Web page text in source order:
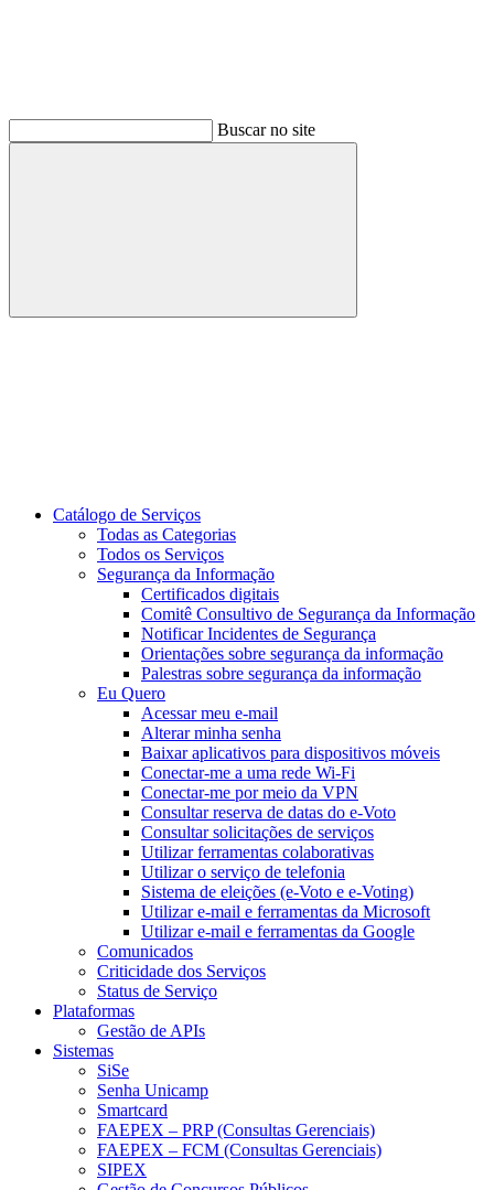
Buscar no site
Buscar
Catálogo de Serviços
Todas as Categorias
Todos os Serviços
Segurança da Informação
Certificados digitais
Comitê Consultivo de Segurança da Informação
Notificar Incidentes de Segurança
Orientações sobre segurança da informação
Palestras sobre segurança da informação
Eu Quero
Acessar meu e-mail
Alterar minha senha
Baixar aplicativos para dispositivos móveis
Conectar-me a uma rede Wi-Fi
Conectar-me por meio da VPN
Consultar reserva de datas do e-Voto
Consultar solicitações de serviços
Utilizar ferramentas colaborativas
Utilizar o serviço de telefonia
Sistema de eleições (e-Voto e e-Voting)
Utilizar e-mail e ferramentas da Microsoft
Utilizar e-mail e ferramentas da Google
Comunicados
Criticidade dos Serviços
Status de Serviço
Plataformas
Gestão de APIs
Sistemas
SiSe
Senha Unicamp
Smartcard
FAEPEX – PRP (Consultas Gerenciais)
FAEPEX – FCM (Consultas Gerenciais)
SIPEX